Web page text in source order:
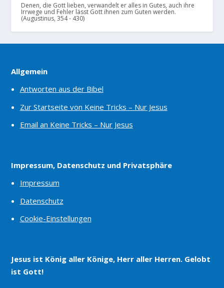
Denen, die Gott lieben, verwandelt er alles in Gutes, auch ihre
Irrwege und Fehler lässt Gott ihnen zum Guten werden.
(Augustinus, 354 - 430)
Allgemein
Antworten aus der Bibel
Zur Startseite von Keine Tricks – Nur Jesus
Email an Keine Tricks – Nur Jesus
Impressum, Datenschutz und Privatsphäre
Impressum
Datenschutz
Cookie-Einstellungen
Jesus ist König aller Könige, Herr aller Herren. Gelobt
ist Gott!